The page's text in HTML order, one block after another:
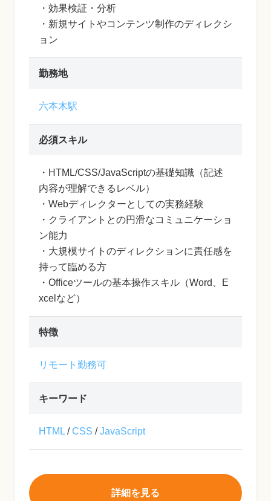
・効果検証・分析
・新規サイトやコンテンツ制作のディレクシ
ョン
勤務地
六本木駅
必須スキル
・HTML/CSS/JavaScriptの基礎知識（記述
内容が理解できるレベル）
・Webディレクターとしての実務経験
・クライアントとの円滑なコミュニケーショ
ン能力
・大規模サイトのディレクションに責任感を
持って臨める方
・Officeツールの基本操作スキル（Word、E
xcelなど）
特徴
リモート勤務可
キーワード
HTML /CSS /JavaScript
詳細を見る